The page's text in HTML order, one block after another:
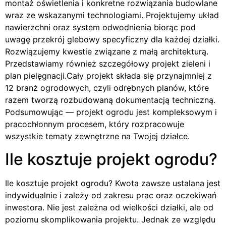
montaż oświetlenia i konkretne rozwiązania budowlane
wraz ze wskazanymi technologiami. Projektujemy układ
nawierzchni oraz system odwodnienia biorąc pod
uwagę przekrój glebowy specyficzny dla każdej działki.
Rozwiązujemy kwestie związane z małą architekturą.
Przedstawiamy również szczegółowy projekt zieleni i
plan pielęgnacji.Cały projekt składa się przynajmniej z
12 branż ogrodowych, czyli odrębnych planów, które
razem tworzą rozbudowaną dokumentacją techniczną.
Podsumowując — projekt ogrodu jest kompleksowym i
pracochłonnym procesem, który rozpracowuje
wszystkie tematy zewnętrzne na Twojej działce.
Ile kosztuje projekt ogrodu?
Ile kosztuje projekt ogrodu? Kwota zawsze ustalana jest
indywidualnie i zależy od zakresu prac oraz oczekiwań
inwestora. Nie jest zależna od wielkości działki, ale od
poziomu skomplikowania projektu. Jednak ze względu